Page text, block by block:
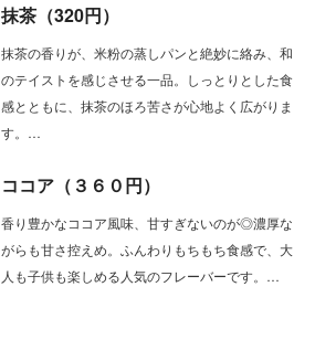
抹茶（320円）
抹茶の香りが、米粉の蒸しパンと絶妙に絡み、和
のテイストを感じさせる一品。しっとりとした食
感とともに、抹茶のほろ苦さが心地よく広がりま
す。…
ココア（３６０円）
香り豊かなココア風味、甘すぎないのが◎濃厚な
がらも甘さ控えめ。ふんわりもちもち食感で、大
人も子供も楽しめる人気のフレーバーです。…